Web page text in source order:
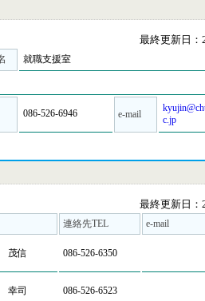
最終更新日：
就職支援室
086-526-6946 e-mail
c.jp
最終更新日：
連絡先TEL e-mail
茂信 086-526-6350
幸司 086-526-6523